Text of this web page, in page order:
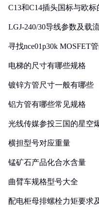
C13和C14插头国标与欧
LGJ-240/30导线参数及载
寻找nce01p30k MOSFET
电梯的尺寸有哪些规格
镀锌方管尺寸一般有哪些
铝方管有哪些常见规格
光线传媒参投三国的星空
横担型号对应重量
锰矿石产品化合水含量
曲臂车规格型号大全
配电柜母排螺栓力矩要求